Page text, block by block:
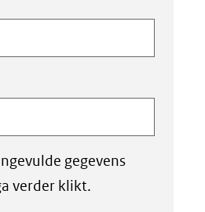
gegevens
verder klikt.